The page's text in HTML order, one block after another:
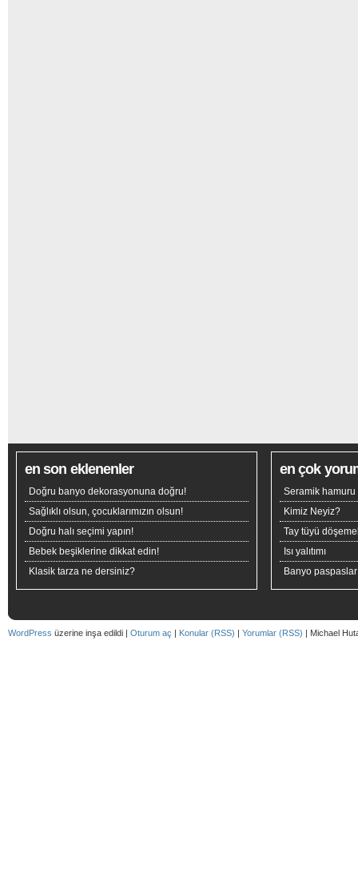
en son eklenenler
Doğru banyo dekorasyonuna doğru!
Sağlıklı olsun, çocuklarımızın olsun!
Doğru halı seçimi yapın!
Bebek beşiklerine dikkat edin!
Klasik tarza ne dersiniz?
en çok
Seramik hamuru
Kimiz Neyiz?
Tay tüyü
Isı yalıtımı
Banyo
WordPress üzerine inşa edildi | Oturum aç | Konular (RSS) | Yorumlar (RSS) | Michael